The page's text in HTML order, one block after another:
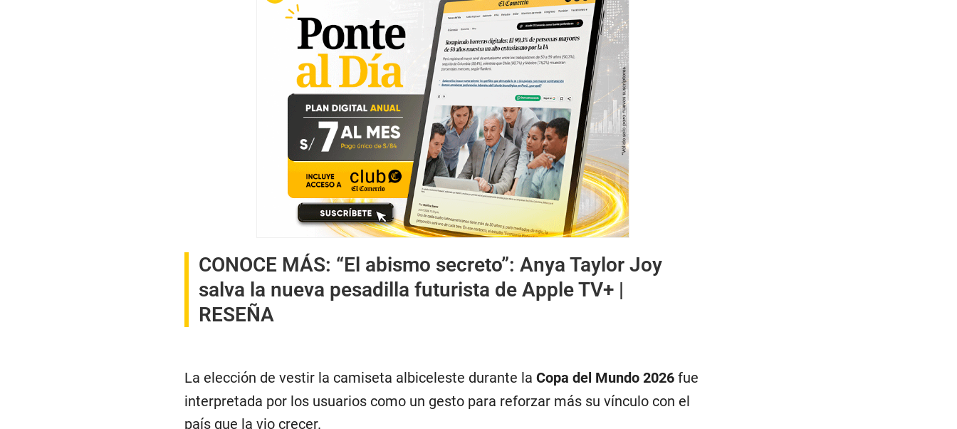
CONOCE MÁS: “El abismo secreto”: Anya Taylor Joy
salva la nueva pesadilla futurista de Apple TV+ |
RESEÑA
La elección de vestir la camiseta albiceleste durante la Copa del Mundo 2026 fue
interpretada por los usuarios como un gesto para reforzar más su vínculo con el
país que la vio crecer.